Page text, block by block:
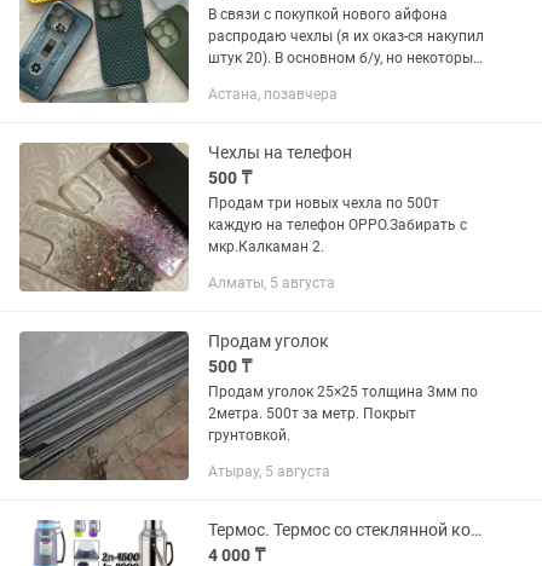
В связи с покупкой нового айфона
распродаю чехлы (я их оказ-ся накупил
штук 20). В основном б/у, но некоторые
купите несколько, сделаю скидку.
Астана, позавчера
Чехлы на телефон
500 ₸
Продам три новых чехла по 500т
каждую на телефон ОРРО.Забирать с
мкр.Калкаман 2.
Алматы, 5 августа
Продам уголок
500 ₸
Продам уголок 25×25 толщина 3мм по
2метра. 500т за метр. Покрыт
грунтовкой.
Атырау, 5 августа
Термос. Термос со стеклянной колбой. Термос стеклянный.
4 000 ₸